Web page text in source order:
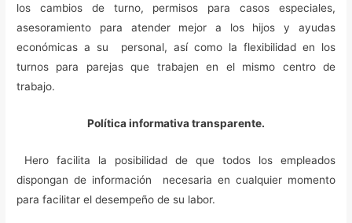
los cambios de turno, permisos para casos especiales,
asesoramiento para atender mejor a los hijos y ayudas
económicas a su personal, así como la flexibilidad en los
turnos para parejas que trabajen en el mismo centro de
trabajo.
Política informativa transparente.
Hero facilita la posibilidad de que todos los empleados
dispongan de información necesaria en cualquier momento
para facilitar el desempeño de su labor.